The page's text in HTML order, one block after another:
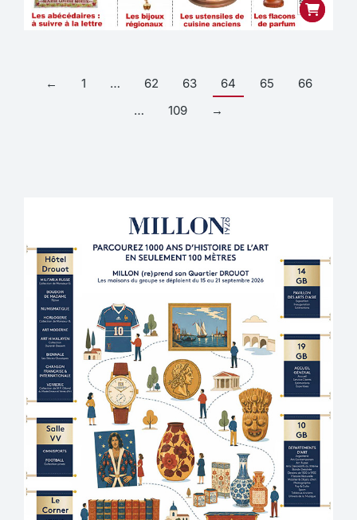
← 1 … 62 63 64 65
66
…
109 →